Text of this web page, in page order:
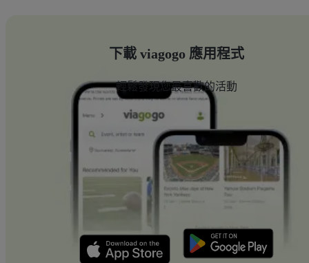
下載 viagogo 應用程式
輕鬆發現您最喜歡的活動